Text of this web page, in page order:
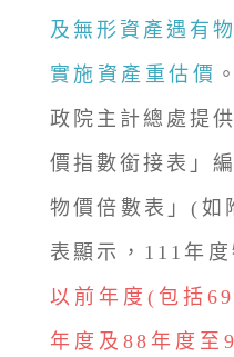
及無形資產遇有
實施資產重估價
政院主計總處提
價指數銜接表」
物價倍數表」(如
表顯示，111年
以前年度(包括
年度及88年度至